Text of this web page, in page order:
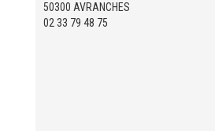
50300 AVRANCHES
02 33 79 48 75